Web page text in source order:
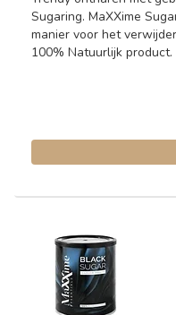
Sugaring. MaXXime
manier voor het
100% Natuurlijk product.